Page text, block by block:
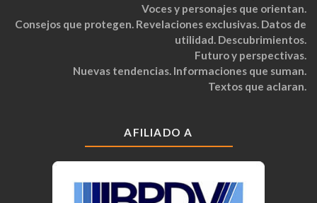
Voces y personajes que orientan.
Consejos que protegen. Revelaciones exclusivas. Datos de
utilidad. Descubrimientos.
Futuro y perspectivas.
Nuevas tendencias. Informaciones que suman.
Textos que aclaran.
AFILIADO A